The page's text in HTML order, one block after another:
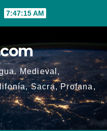
7:47:16 AM
Medieval,
Sacra, Profana,